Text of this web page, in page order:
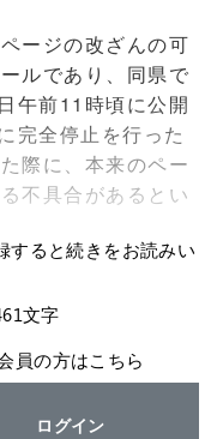
ージの改ざんの可
ルであり、同県で
午前11時頃に公開
完全停止を行った
際に、本来のペー
不具合があるとい
すると続きをお読みい
文字
員の方はこちら
ログイン